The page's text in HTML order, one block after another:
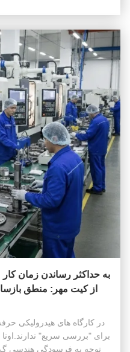
به حداکثر رساندن زمان
در کارگاه های هیدرولیکی
برای "بررسی سریع"
توجه به فرسودگي هندسي